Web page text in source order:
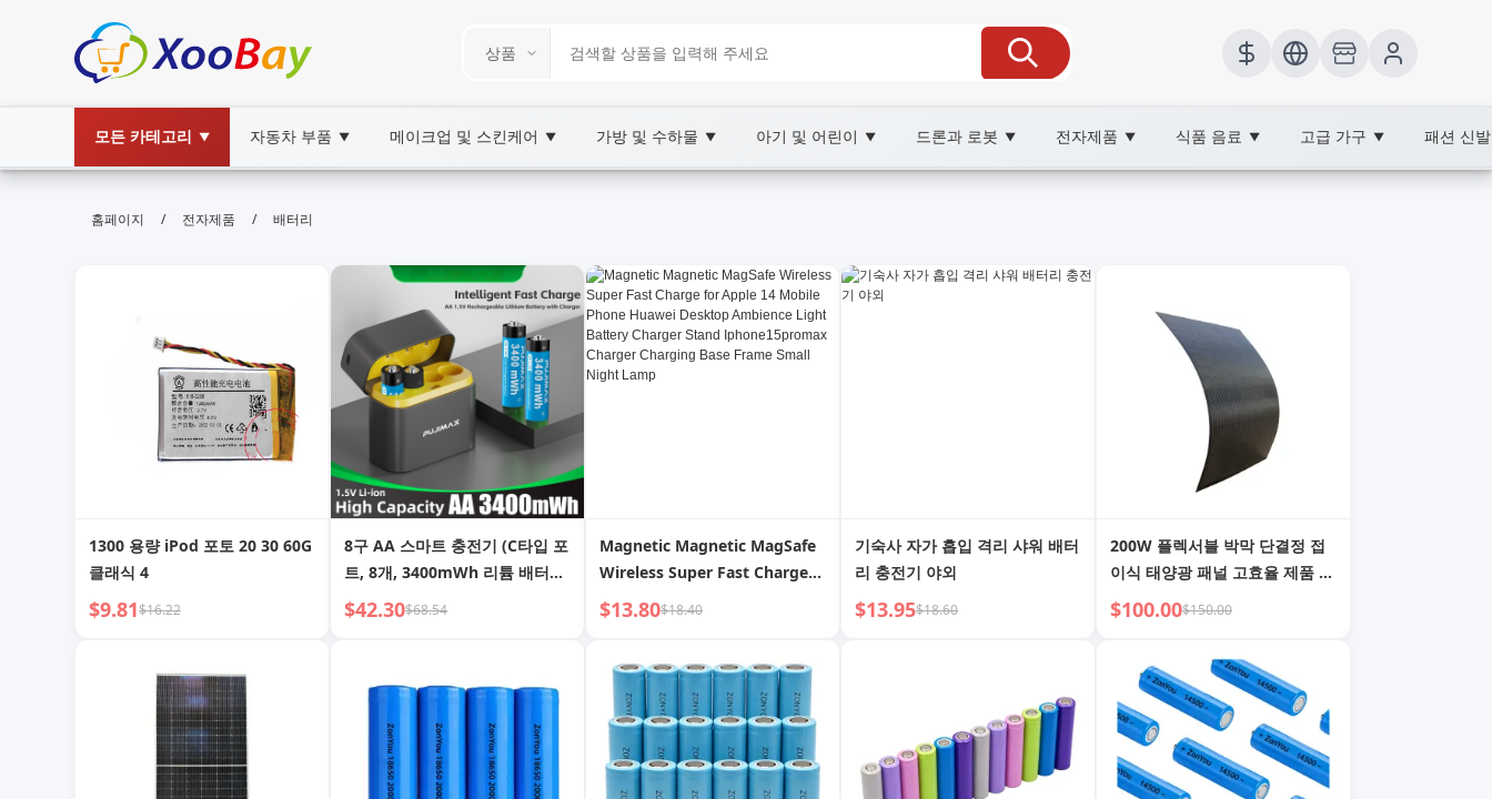
모든 카테고리 ▼ 자동차 부품 ▼ 메이크업 및 스킨케어 ▼ 가방 및 수하물 ▼ 아기 및 어린이 ▼ 드론과 로봇 ▼ 전자제품 ▼ 식품 음료 ▼ 고급 가구 ▼ 패션 신
배터리 | XOOBAY B2B/B2C Marketplace
배터리 정보와 팁으로 구글 검색 최적화를 돕는 안내
홈페이지 / 전자제품 / 배터리
1300 용량 iPod 포토 20 30 60G
클래식 4
$9.81$16.22
8구 AA 스마트 충전기 (C타입 포
트, 8개, 3400mWh 리튬 배터리
충전기)
$42.30$68.54
Magnetic Magnetic MagSafe
Wireless Super Fast Charge
for Apple 14 Mobile Phone
Huawei Desktop Ambience
Iphone15promax Charger
Charging Base Frame Small
Night Lamp
$13.80$18.40
기숙사 자가 흡입 격리 샤워 배터
리 충전기 야외
$13.95$18.60
200W 플렉서블 박막 단결정 접
이식 태양광 패널 고효율 제품 카
테고리
$100.00$150.00